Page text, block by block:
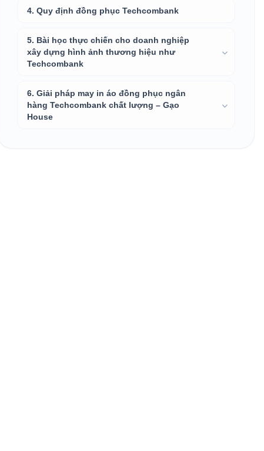
4. Quy định đồng phục Techcombank
5. Bài học thực chiến cho doanh nghiệp
xây dựng hình ảnh thương hiệu như
Techcombank
6. Giải pháp may in áo đồng phục ngân
hàng Techcombank chất lượng – Gạo
House